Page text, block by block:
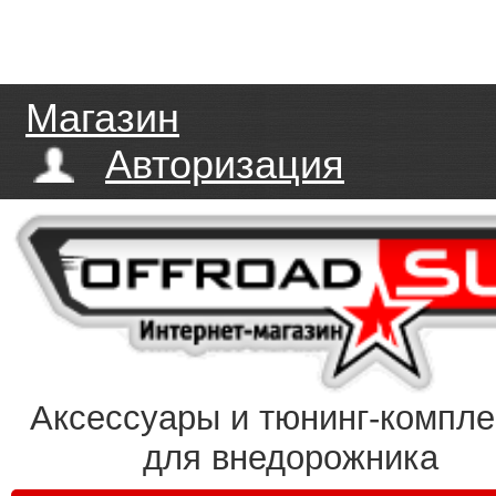
Магазин
Авторизация
Аксессуары и тюнинг-
для внедорожника